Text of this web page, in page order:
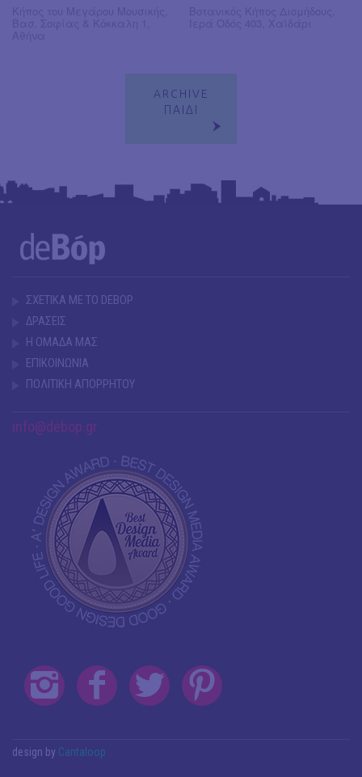
ARCHIVE
ΠΑΙΔΙ
ΣΧΕΤΙΚΑ ΜΕ ΤΟ DEBOP
ΔΡΑΣΕΙΣ
Η ΟΜΑΔΑ ΜΑΣ
ΕΠΙΚΟΙΝΩΝΙΑ
ΠΟΛΙΤΙΚΗ ΑΠΟΡΡΗΤΟΥ
info@debop.gr
design by Cantaloop